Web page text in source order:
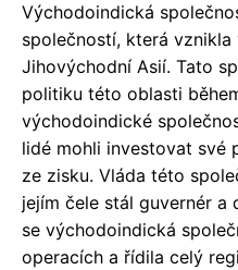
Východoindická
společností, která
Jihovýchodní Asií. Tato
politiku této oblasti
východoindické
lidé mohli investovat své
ze zisku. Vláda této
jejím čele stál guvernér a
se východoindická
operacích a řídila celý